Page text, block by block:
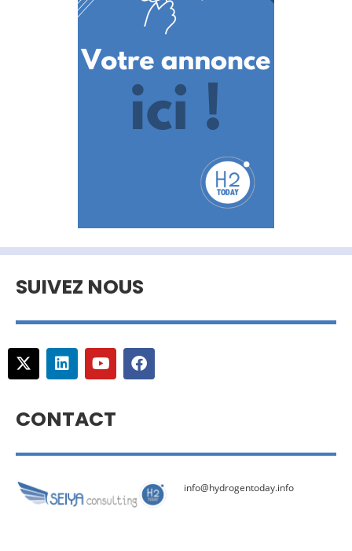
SUIVEZ NOUS
CONTACT
info@hydrogentoday.info